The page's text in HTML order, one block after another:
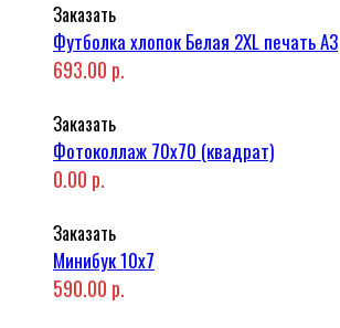
Заказать
Футболка хлопок Белая 2XL печать A3
693.00 р.
Заказать
Фотоколлаж 70x70 (квадрат)
0.00 р.
Заказать
Минибук 10х7
590.00 р.